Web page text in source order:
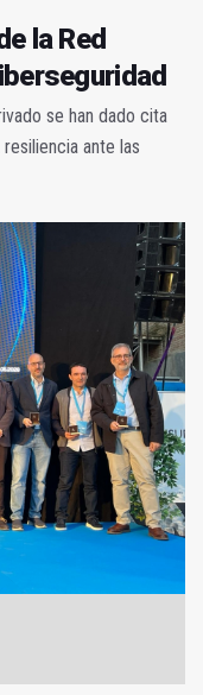
la Red
se han dado cita
ante las